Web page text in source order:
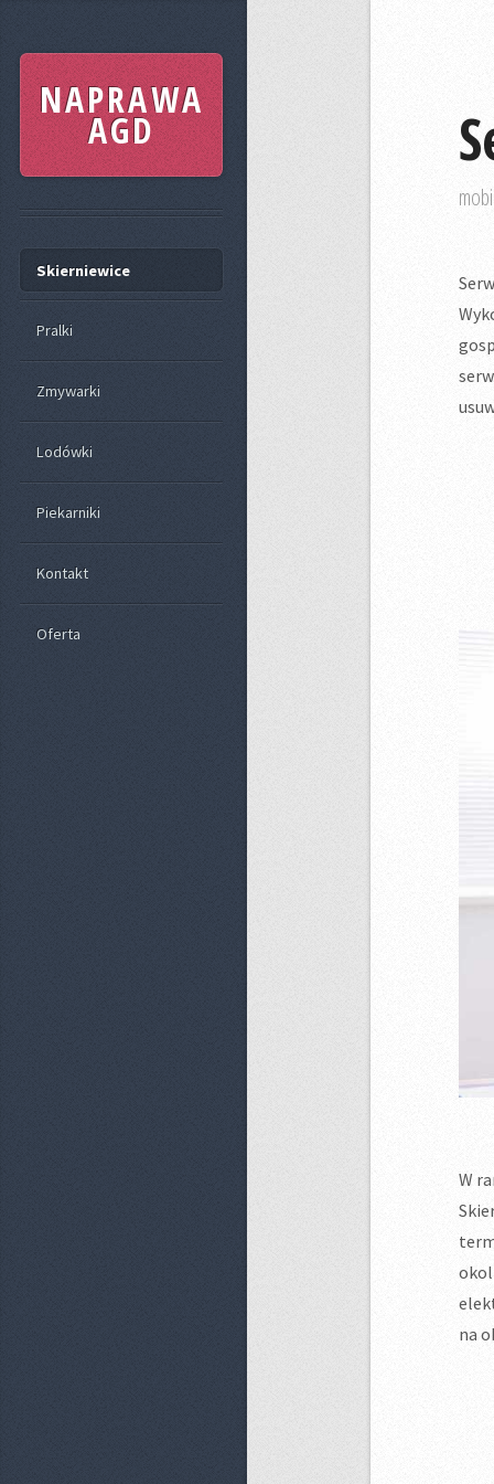
W
na
NAPRAWA
AGD
Skierniewice
Pralki
Zmywarki
Lodówki
Piekarniki
Kontakt
Oferta